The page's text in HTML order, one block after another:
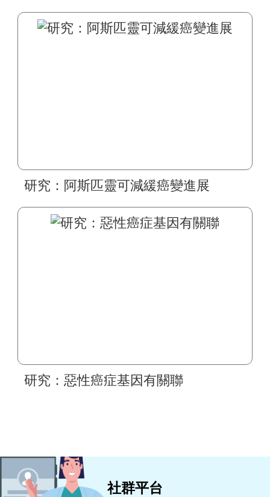
研究：阿斯匹靈可減緩癌變進展
研究：惡性癌症基因有關聯
社群平台